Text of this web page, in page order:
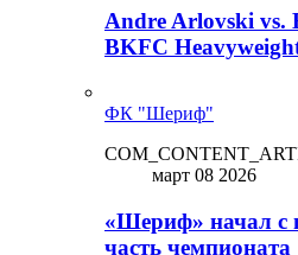
Andre Arlovski vs.
BKFC
ФК "Шериф"
март 08 2026
«Шериф» начал с
часть чемпионата